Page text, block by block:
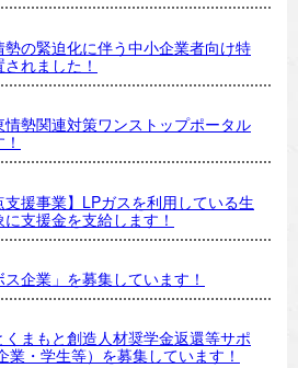
勢の緊迫化に伴う中小企業者向け特
れました！
情勢関連対策ワンストップポータル
支援事業】LPガスを利用している生
支援金を支給します！
ス企業」を募集しています！
くまもと創造人材奨学金返還等サポ
業・学生等）を募集しています！